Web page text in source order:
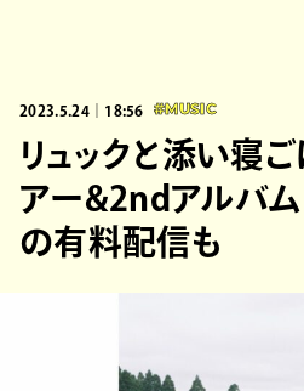
2023.5.24｜18:56 #MUSIC
リュックと添い寝
アー&2ndアルバム
の有料配信も